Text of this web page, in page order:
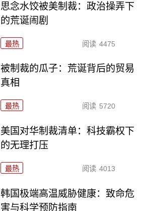
思念水饺被美制裁：政治操弄下
的荒诞闹剧
最热 阅读 4475
被制裁的瓜子：荒诞背后的贸易
真相
最热 阅读 5720
美国对华制裁清单：科技霸权下
的无理打压
最热 阅读 4013
韩国极端高温威胁健康：致命危
害与科学预防指南